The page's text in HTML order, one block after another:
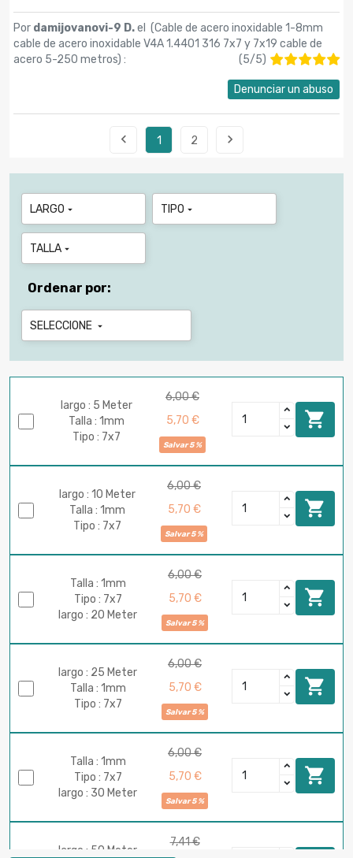
Por damijovanovi-9 D.el (Cable de acero inoxidable 1-8mm
cable de acero inoxidable V4A 1.4401 316 7x7 y 7x19 cable de
acero 5-250 metros) : (5/5)
Denunciar un abuso
 1 2 
LARGO  TIPO 
TALLA 
Ordenar por:
SELECCIONE 
largo : 5 Meter
Talla : 1mm
Tipo : 7x7
6,00 €
5,70 €
Salvar 5 %

largo : 10 Meter
Talla : 1mm
Tipo : 7x7
6,00 €
5,70 €
Salvar 5 %

Talla : 1mm
Tipo : 7x7
largo : 20 Meter
6,00 €
5,70 €
Salvar 5 %

largo : 25 Meter
Talla : 1mm
Tipo : 7x7
6,00 €
5,70 €
Salvar 5 %

Talla : 1mm
Tipo : 7x7
largo : 30 Meter
6,00 €
5,70 €
Salvar 5 %

largo : 50 Meter
7,41 €